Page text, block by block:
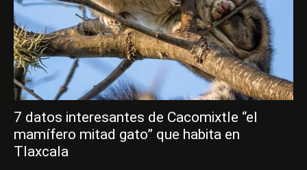
7 datos interesantes de Cacomixtle “el
mamífero mitad gato” que habita en
Tlaxcala